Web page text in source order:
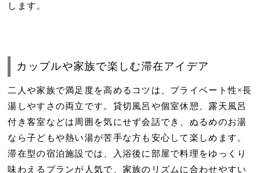
します。
カップルや家族で楽しむ滞在アイデア
二人や家族で満足度を高めるコツは、 プライベート性×長
湯しやすさ の両立です。貸切風呂や個室休憩、露天風呂
付き客室などは周囲を気にせず会話でき、ぬるめのお湯
なら子どもや熱い湯が苦手な方も安心して楽しめます。
滞在型の宿泊施設では、入浴後に部屋で料理をゆっくり
味わえるプランが人気で、家族のリズムに合わせやすい